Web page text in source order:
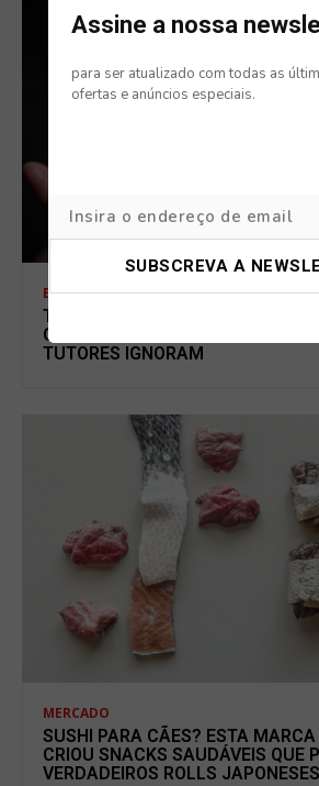
BLOG
TABAGISMO PASSIVO TAMBÉM
GATOS: OS SINAIS DE ALERTA
TUTORES IGNORAM
MERCADO
SUSHI PARA CÃES? ESTA MARCA
CRIOU SNACKS SAUDÁVEIS QUE
VERDADEIROS ROLLS JAPONESES
Assine a nossa
para ser atualizado com todas as
ofertas e anúncios especiais.